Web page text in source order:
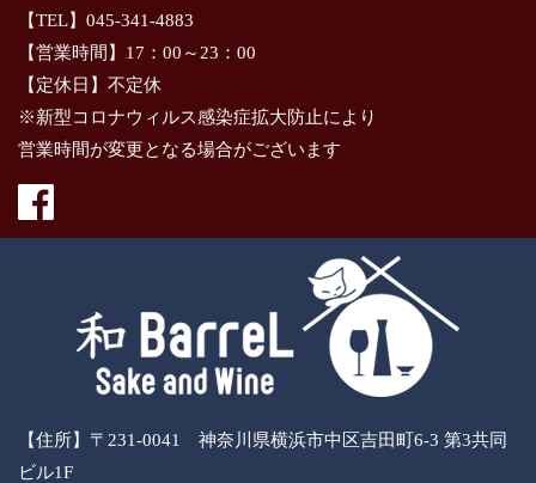
【TEL】045-341-4883
【営業時間】17：00～23：00
【定休日】不定休
※新型コロナウィルス感染症拡大防止により
営業時間が変更となる場合がございます
【住所】〒231-0041 神奈川県横浜市中区吉田町6-3 第3共同
ビル1F